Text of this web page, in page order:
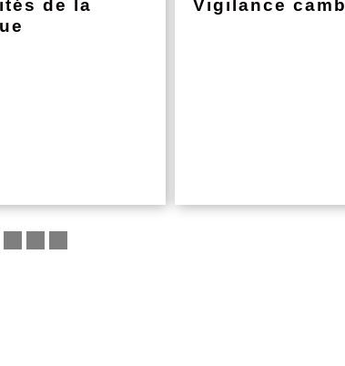
de la
Vigilance